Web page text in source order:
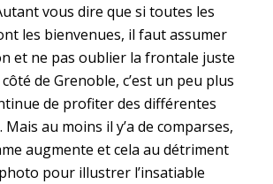
vous dire que si toutes les
les bienvenues, il faut assumer
et ne pas oublier la frontale juste
de Grenoble, c’est un peu plus
de profiter des différentes
au moins il y’a de comparses,
augmente et cela au détriment
pour illustrer l’insatiable